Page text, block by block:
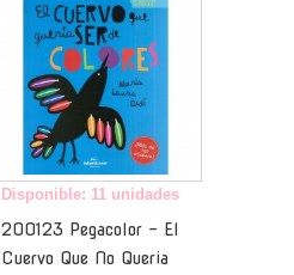
Disponible: 11 unidades
200123 Pegacolor - El
Cuervo Que No Queria